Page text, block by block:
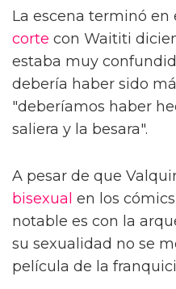
La escena terminó en
corte con Waititi
estaba muy
debería haber sido
"deberíamos haber
saliera y la besara".
A pesar de que
bisexual en los
notable es con la
su sexualidad no se
película de la